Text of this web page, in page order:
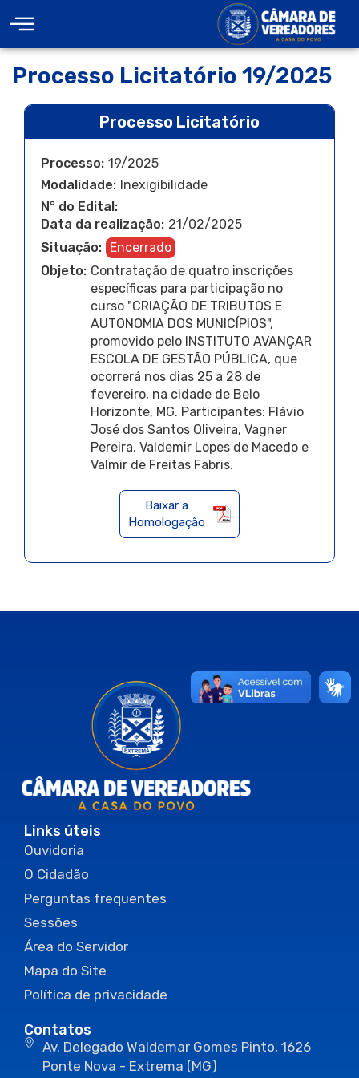
Processo Licitatório 19/2025
Processo Licitatório
Processo: 19/2025
Modalidade: Inexigibilidade
N° do Edital:
Data da realização: 21/02/2025
Situação: Encerrado
Objeto: Contratação de quatro inscrições
específicas para participação no
curso "CRIAÇÃO DE TRIBUTOS E
AUTONOMIA DOS MUNICÍPIOS",
promovido pelo INSTITUTO AVANÇAR
ESCOLA DE GESTÃO PÚBLICA, que
ocorrerá nos dias 25 a 28 de
fevereiro, na cidade de Belo
Horizonte, MG. Participantes: Flávio
José dos Santos Oliveira, Vagner
Pereira, Valdemir Lopes de Macedo e
Valmir de Freitas Fabris.
Baixar a
Homologação
Links úteis
Ouvidoria
O Cidadão
Perguntas frequentes
Sessões
Área do Servidor
Mapa do Site
Política de privacidade
Contatos
Av. Delegado Waldemar Gomes Pinto, 1626
Ponte Nova - Extrema (MG)